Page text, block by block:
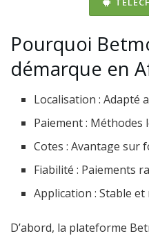
Pourquoi
démarque en
Localisation : Adapté
Paiement : Méthodes
Cotes : Avantage sur
Fiabilité : Paiements
Application : Stable
D’abord, la plateforme